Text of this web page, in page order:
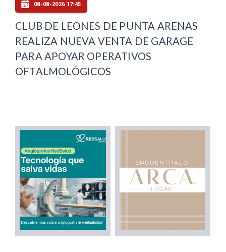
08-08-2026 17:45
CLUB DE LEONES DE PUNTA ARENAS
REALIZA NUEVA VENTA DE GARAGE
PARA APOYAR OPERATIVOS
OFTALMOLÓGICOS